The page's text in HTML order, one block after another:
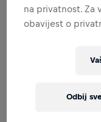
5.
I ovogodišnje, 11.
na privatnost. Za
obavijest o
Odbij